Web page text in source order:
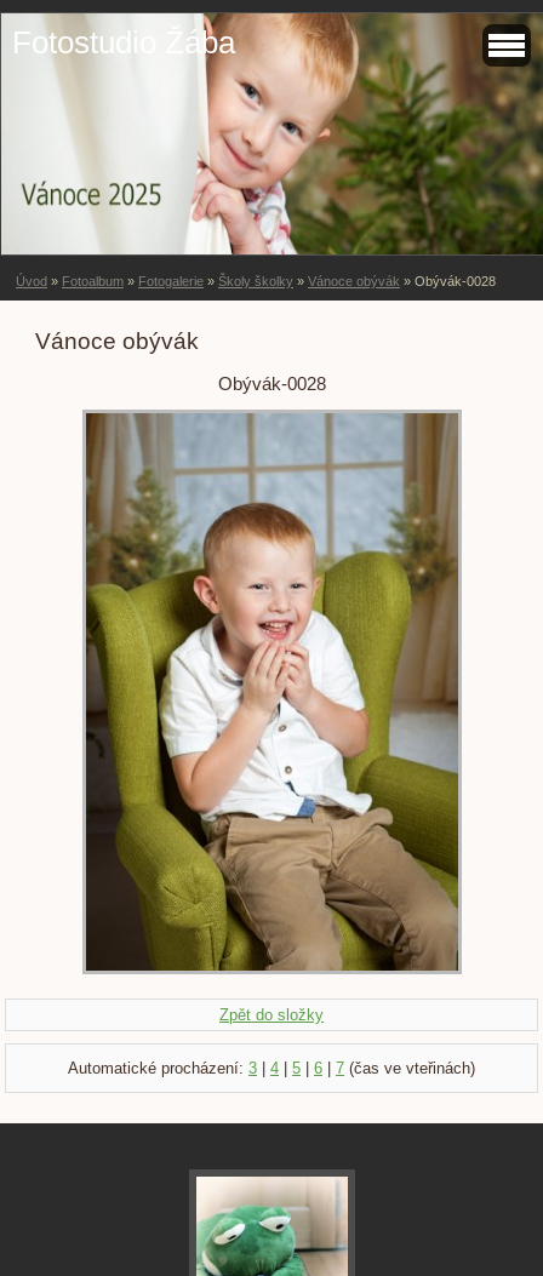
Fotostudio Žába
Úvod » Fotoalbum » Fotogalerie » Školy školky » Vánoce obývák » Obývák-0028
Vánoce obývák
Obývák-0028
Zpět do složky
Automatické procházení: 3 4 5 6 7 (čas ve vteřinách)